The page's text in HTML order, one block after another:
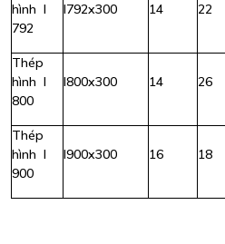
hình I
792
I792x300 14 22
Thép
hình I
800
I800x300 14 26
Thép
hình I
900
I900x300 16 18